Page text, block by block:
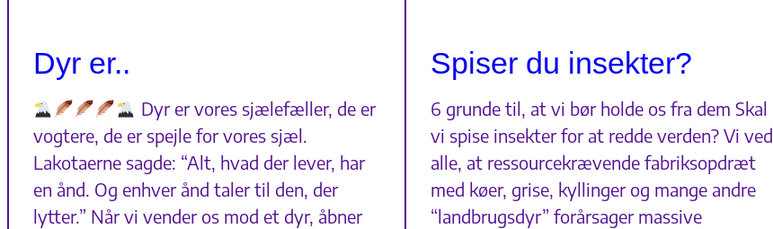
Dyr er..
Dyr er vores sjælefæller, de er
vogtere, de er spejle for vores sjæl.
Lakotaerne sagde: “Alt, hvad der lever, har
en ånd. Og enhver ånd taler til den, der
lytter.” Når vi vender os mod et dyr, åbner
Spiser du insekter?
6 grunde til, at vi bør holde os fra dem Skal
vi spise insekter for at redde verden? Vi ved
alle, at ressourcekrævende fabriksopdræt
med køer, grise, kyllinger og mange andre
“landbrugsdyr” forårsager massive